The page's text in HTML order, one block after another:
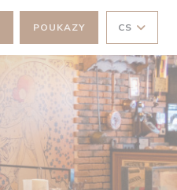
POUKAZY CS